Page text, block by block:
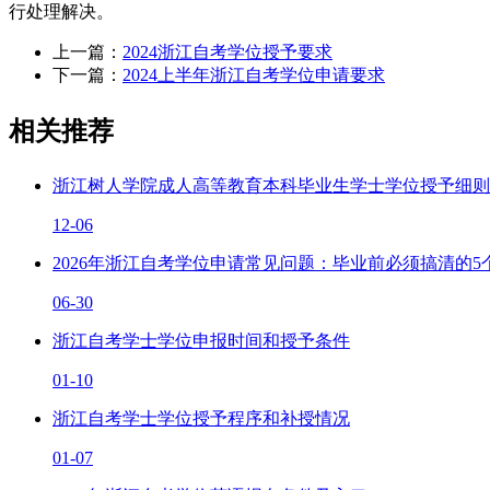
行处理解决。
上一篇： 2024浙江自考学位授予要求
下一篇： 2024上半年浙江自考学位申请要求
相关推荐
​浙江树人学院成人高等教育本科毕业生学士学位授予细则
12-06
2026年浙江自考学位申请常见问题：毕业前必须搞清的5
06-30
浙江自考学士学位申报时间和授予条件
01-10
浙江自考学士学位授予程序和补授情况
01-07